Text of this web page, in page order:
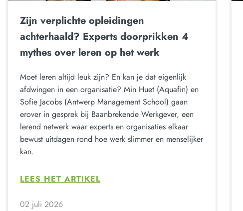
Zijn verplichte opleidingen
achterhaald? Experts doorprikken 4
mythes over leren op het werk
Moet leren altijd leuk zijn? En kan je dat eigenlijk
afdwingen in een organisatie? Min Huet (Aquafin) en
Sofie Jacobs (Antwerp Management School) gaan
erover in gesprek bij Baanbrekende Werkgever, een
lerend netwerk waar experts en organisaties elkaar
bewust uitdagen rond hoe werk slimmer en menselijker
kan.
LEES HET ARTIKEL
02 juli 2026